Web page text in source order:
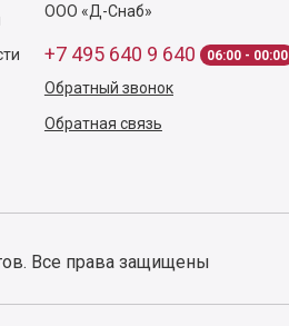
ООО «Д-Снаб»
+7 495 640 9 640 06:00 - 00:00
Обратный звонок
Обратная связь
Все права защищены